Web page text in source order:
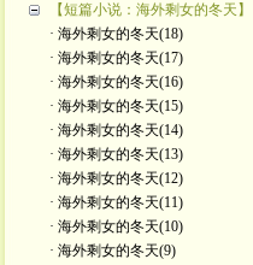
【短篇小说：海外剩女的冬天】
· 海外剩女的冬天(18)
· 海外剩女的冬天(17)
· 海外剩女的冬天(16)
· 海外剩女的冬天(15)
· 海外剩女的冬天(14)
· 海外剩女的冬天(13)
· 海外剩女的冬天(12)
· 海外剩女的冬天(11)
· 海外剩女的冬天(10)
· 海外剩女的冬天(9)